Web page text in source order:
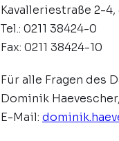
Kavalleriestraße 2-
Tel.: 0211 38424-0
Fax: 0211 38424-10
Für alle Fragen des
Dominik
E-Mail: